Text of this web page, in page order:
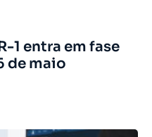
1 entra em fase
de maio